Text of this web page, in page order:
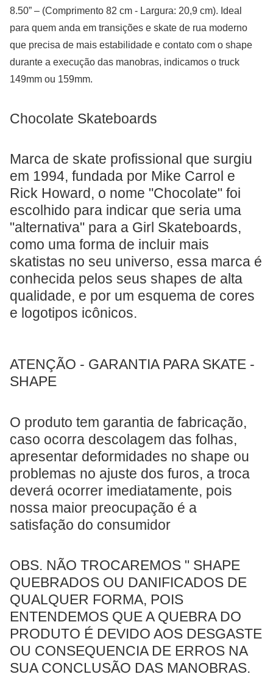
8.50” – (Comprimento 82 cm - Largura: 20,9 cm). Ideal
para quem anda em transições e skate de rua moderno
que precisa de mais estabilidade e contato com o shape
durante a execução das manobras, indicamos o truck
149mm ou 159mm.
Chocolate Skateboards
Marca de skate profissional que surgiu
em 1994, fundada por Mike Carrol e
Rick Howard, o nome "Chocolate" foi
escolhido para indicar que seria uma
"alternativa" para a Girl Skateboards,
como uma forma de incluir mais
skatistas no seu universo, essa marca é
conhecida pelos seus shapes de alta
qualidade, e por um esquema de cores
e logotipos icônicos.
ATENÇÃO - GARANTIA PARA SKATE -
SHAPE
O produto tem garantia de fabricação,
caso ocorra descolagem das folhas,
apresentar deformidades no shape ou
problemas no ajuste dos furos, a troca
deverá ocorrer imediatamente, pois
nossa maior preocupação é a
satisfação do consumidor
OBS. NÃO TROCAREMOS " SHAPE
QUEBRADOS OU DANIFICADOS DE
QUALQUER FORMA, POIS
ENTENDEMOS QUE A QUEBRA DO
PRODUTO É DEVIDO AOS DESGASTE
OU CONSEQUENCIA DE ERROS NA
SUA CONCLUSÃO DAS MANOBRAS.